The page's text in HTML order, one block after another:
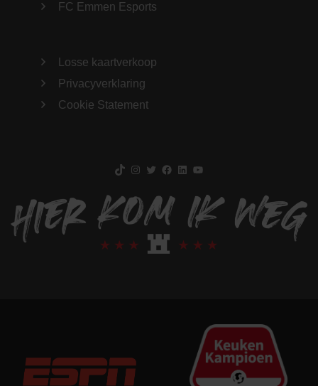
FC Emmen Esports
Losse kaartverkoop
Privacyverklaring
Cookie Statement